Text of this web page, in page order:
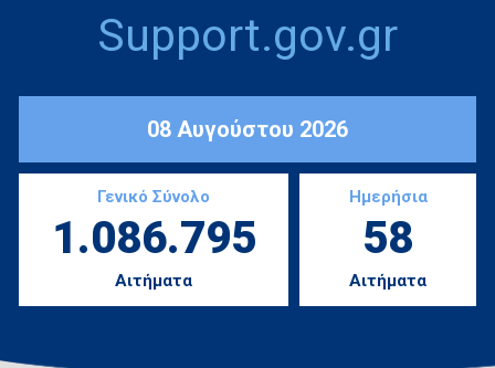
Support.gov.gr
08 Αυγούστου 2026
Γενικό Σύνολο
1.086.795
Αιτήματα
Ημερήσια
58
Αιτήματα